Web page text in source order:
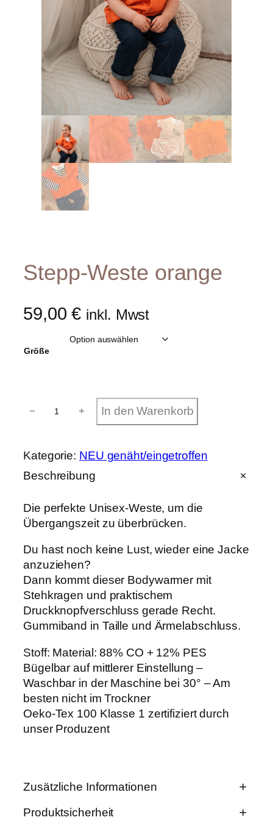
Stepp-Weste orange
59,00€ inkl. Mwst
Größe
-
W
t
e
o
a
n
g
M
e
n
− + In den Warenkorb
Kategorie: NEU genäht/eingetroffen
Beschreibung
Die perfekte Unisex-Weste, um die
Übergangszeit zu überbrücken.
Du hast noch keine Lust, wieder eine Jacke
anzuziehen?
Dann kommt dieser Bodywarmer mit
Stehkragen und praktischem
Druckknopfverschluss gerade Recht.
Gummiband in Taille und Ärmelabschluss.
Stoff: Material: 88% CO + 12% PES
Bügelbar auf mittlerer Einstellung –
Waschbar in der Maschine bei 30° – Am
besten nicht im Trockner
Oeko-Tex 100 Klasse 1 zertifiziert durch
unser Produzent
Zusätzliche Informationen
Produktsicherheit